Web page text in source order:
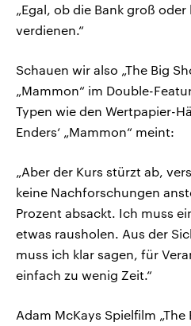
„Egal, ob die Bank groß
verdienen.“
Schauen wir also „The Big
„Mammon“ im Double-
Typen wie den Wertpapier-
Enders‘ „Mammon“ meint:
„Aber der Kurs stürzt ab,
keine Nachforschungen
Prozent absackt. Ich muss
etwas rausholen. Aus der
muss ich klar sagen, für
einfach zu wenig Zeit.“
Adam McKays Spielfilm